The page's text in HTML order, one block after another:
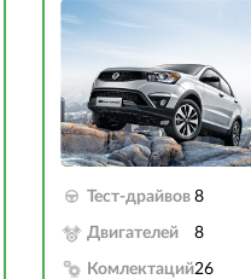
Тест-драйвов 8
Двигателей 8
Комлектаций26